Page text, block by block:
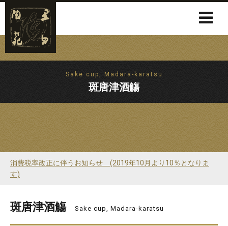
Sake cup, Madara-karatsu
斑唐津酒觴
消費税率改正に伴うお知らせ (2019年10月より10％となりま
す)
斑唐津酒觴 Sake cup, Madara-karatsu